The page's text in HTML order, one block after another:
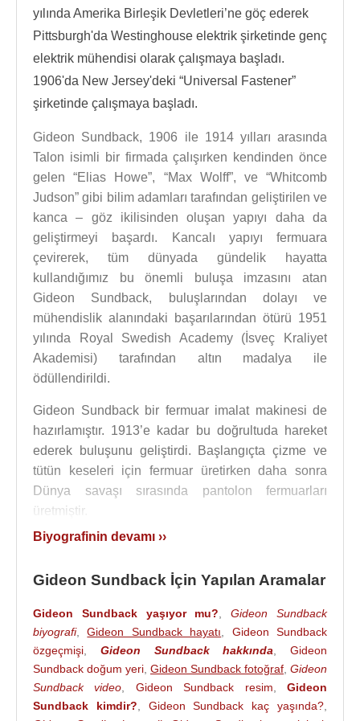
yılında Amerika Birleşik Devletleri’ne göç ederek
Pittsburgh'da Westinghouse elektrik şirketinde genç
elektrik mühendisi olarak çalışmaya başladı.
1906'da New Jersey'deki “Universal Fastener”
şirketinde çalışmaya başladı.
Gideon Sundback, 1906 ile 1914 yılları arasında
Talon isimli bir firmada çalışırken kendinden önce
gelen “Elias Howe”, “Max Wolff”, ve “Whitcomb
Judson” gibi bilim adamları tarafından geliştirilen ve
kanca – göz ikilisinden oluşan yapıyı daha da
geliştirmeyi başardı. Kancalı yapıyı fermuara
çevirerek, tüm dünyada gündelik hayatta
kullandığımız bu önemli buluşa imzasını atan
Gideon Sundback, buluşlarından dolayı ve
mühendislik alanındaki başarılarından ötürü 1951
yılında Royal Swedish Academy (İsveç Kraliyet
Akademisi) tarafından altın madalya ile
ödüllendirildi.
Gideon Sundback bir fermuar imalat makinesi de
hazırlamıştır. 1913’e kadar bu doğrultuda hareket
ederek buluşunu geliştirdi. Başlangıçta çizme ve
tütün keseleri için fermuar üretirken daha sonra
Dünya savaşı sırasında pantolon fermuarları
üretmiştir.
1917’de ABD’nin savaşa girmesiyle birlikte,
sipariş ederek bir gecedeGideon Sundback'i
vazgeçemediği bir ürün olmakla beraber
deyimlerimizde dahi yerini almasının ve
hayatımızdaki en önemli pratik malzemelerden biri
olmasının yolunu açmıştır.
1909 tarihinde Elvira Aronson ile evlendi. 1911
Biyografinin devamı ››
Gideon Sundback İçin Yapılan Aramalar
Gideon Sundback yaşıyor mu? ,Gideon Sundback
biyografi,Gideon Sundback hayatı
Gideon Sundback
özgeçmişi
Gideon Sundback hakkında
Gideon
Sundback doğum yeri Gideon Sundback fotoğraf Gideon
Sundback video
Gideon Sundback resim ,Gideon
Sundback kimdir?
Gideon Sundback kaç yaşında?